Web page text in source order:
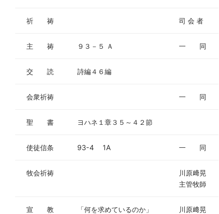
祈 祷 司 会 者
主 祷 ９３－５ Ａ 一 同
交 読 詩編４６編
会衆祈祷 一 同
聖 書 ヨハネ１章３５～４２節
使徒信条 93-4 1A 一 同
牧会祈祷
川原﨑晃
主管牧師
宣 教 「何を求めているのか」
川原﨑晃